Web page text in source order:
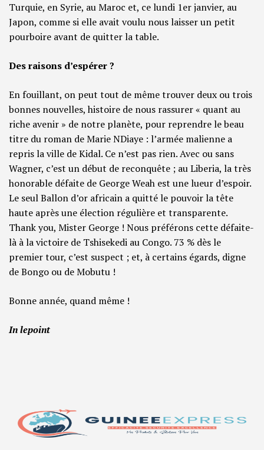
Turquie, en Syrie, au Maroc et, ce lundi 1er janvier, au
Japon, comme si elle avait voulu nous laisser un petit
pourboire avant de quitter la table.
Des raisons d’espérer ?
En fouillant, on peut tout de même trouver deux ou trois
bonnes nouvelles, histoire de nous rassurer « quant au
riche avenir » de notre planète, pour reprendre le beau
titre du roman de Marie NDiaye : l’armée malienne a
repris la ville de Kidal. Ce n’est pas rien. Avec ou sans
Wagner, c’est un début de reconquête ; au Liberia, la très
honorable défaite de George Weah est une lueur d’espoir.
Le seul Ballon d’or africain a quitté le pouvoir la tête
haute après une élection régulière et transparente.
Thank you, Mister George ! Nous préférons cette défaite-
là à la victoire de Tshisekedi au Congo. 73 % dès le
premier tour, c’est suspect ; et, à certains égards, digne
de Bongo ou de Mobutu !
Bonne année, quand même !
In lepoint